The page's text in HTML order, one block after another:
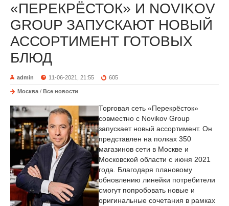
«ПЕРЕКРЁСТОК» И NOVIKOV
GROUP ЗАПУСКАЮТ НОВЫЙ
АССОРТИМЕНТ ГОТОВЫХ
БЛЮД
admin 11-06-2021, 21:55 605
Москва / Все новости
Торговая сеть «Перекрёсток»
совместно с Novikov Group
запускает новый ассортимент. Он
представлен на полках 350
магазинов сети в Москве и
Московской области с июня 2021
года. Благодаря плановому
обновлению линейки потребители
смогут попробовать новые и
оригинальные сочетания в рамках